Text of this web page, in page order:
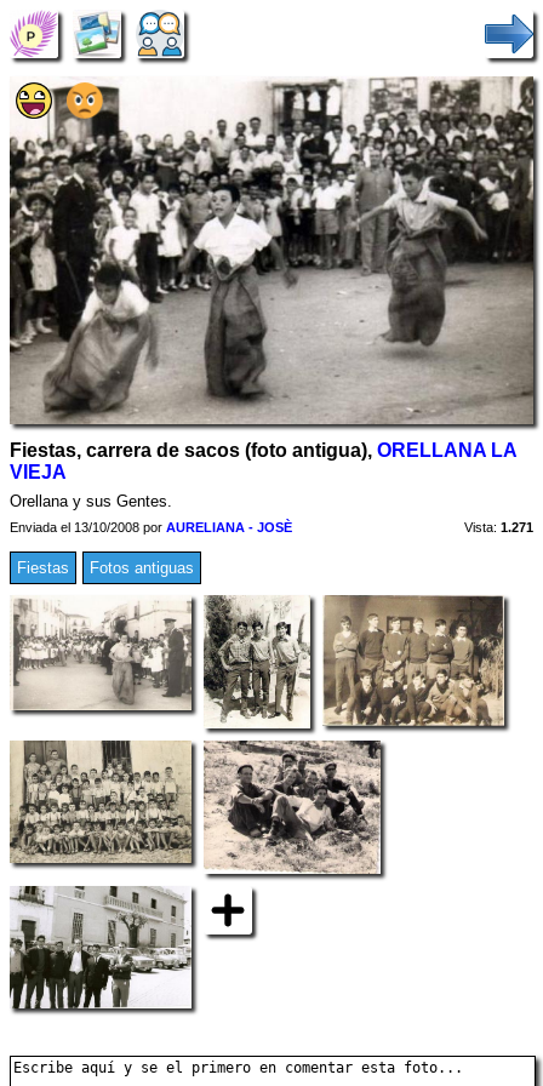
Fiestas, carrera de sacos (foto antigua), ORELLANA LA
VIEJA
Orellana y sus Gentes.
Enviada el 13/10/2008 por AURELIANA - JOSÈ Vista: 1.271
Fiestas Fotos antiguas